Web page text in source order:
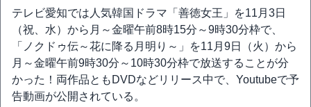
テレビ愛知では人気韓国ドラマ「善徳女王」を11月3日
（祝、水）から月～金曜午前8時15分～9時30分枠で、
「ノクドゥ伝～花に降る月明り～」を11月9日（火）から
月～金曜午前9時30分～10時30分枠で放送することが分
かった！両作品ともDVDなどリリース中で、Youtubeで予
告動画が公開されている。